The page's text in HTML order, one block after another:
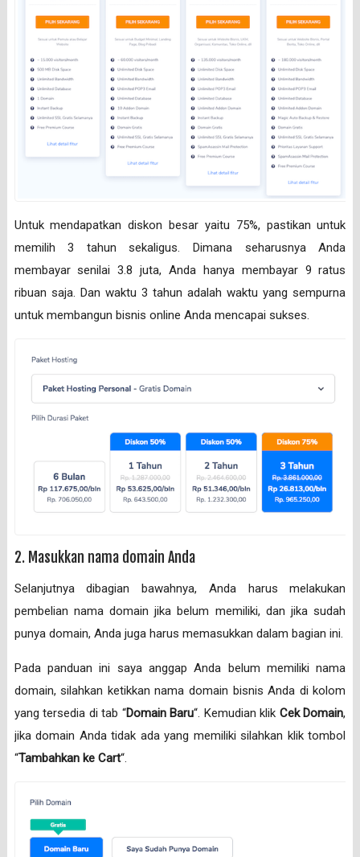
Untuk mendapatkan diskon besar yaitu 75%, pastikan untuk
memilih 3 tahun sekaligus. Dimana seharusnya Anda
membayar senilai 3.8 juta, Anda hanya membayar 9 ratus
ribuan saja. Dan waktu 3 tahun adalah waktu yang sempurna
untuk membangun bisnis online Anda mencapai sukses.
2. Masukkan nama domain Anda
Selanjutnya dibagian bawahnya, Anda harus melakukan
pembelian nama domain jika belum memiliki, dan jika sudah
punya domain, Anda juga harus memasukkan dalam bagian ini.
Pada panduan ini saya anggap Anda belum memiliki nama
domain, silahkan ketikkan nama domain bisnis Anda di kolom
yang tersedia di tab “Domain Baru“. Kemudian klik Cek Domain,
jika domain Anda tidak ada yang memiliki silahkan klik tombol
“Tambahkan ke Cart“.